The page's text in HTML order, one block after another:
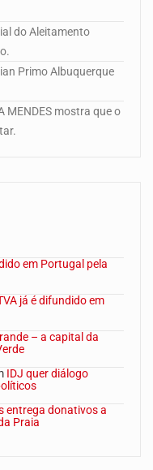
do Aleitamento
Primo Albuquerque
MENDES mostra que o
em Portugal pela
já é difundido em
– a capital da
IDJ quer diálogo
entrega donativos a
Praia